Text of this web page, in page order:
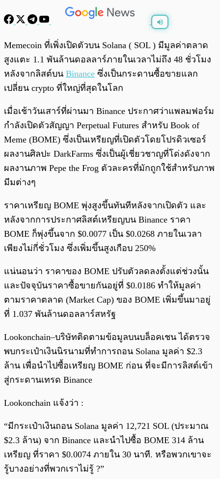
พร้อมเล่น /
Memecoin ที่เพิ่งเปิดตัวบน Solana ( SOL ) มีมูลค่าตลาด
สูงแตะ 1.1 พันล้านดอลลาร์ภายในเวลาไม่ถึง 48 ชั่วโมง
หลังจากลิสต์บน Binance ซึ่งเป็นกระดานซื้อขายแลก
เปลี่ยน crypto ที่ใหญ่ที่สุดในโลก
เมื่อเช้าวันเสาร์ที่ผ่านมา Binance ประกาศว่าแพลมฟอร์ม
กำลังเปิดตัวสัญญา Perpetual Futures สำหรับ Book of
Meme (BOME) ซึ่งเป็นเหรียญที่เปิดตัวโดยโปรดิวเซอร์
ผลงานศิลปะ DarkFarms ซึ่งเป็นผู้เชี่ยวชาญที่โด่งดังจาก
ผลงานภาพ Pepe the Frog ตัวละครที่มักถูกใช้สำหรับภาพ
มีมต่างๆ
ราคาเหรียญ BOME พุ่งสูงขึ้นทันทีหลังจากเปิดตัว และ
หลังจากการประกาศลิสต์เหรียญบน Binance ราคา
BOME ก็พุ่งขึ้นจาก $0.0077 เป็น $0.0268 ภายในเวลา
เพียงไม่กี่ชั่วโมง ซึ่งเพิ่มขึ้นสูงเกือบ 250%
แน่นอนว่า ราคาของ BOME ปรับตัวลดลงตั้งแต่ช่วงนั้น
และปัจจุบันราคาซื้อขายกันอยู่ที่ $0.0186 ทำให้มูลค่า
ตามราคาตลาด (Market Cap) ของ BOME เพิ่มขึ้นมาอยู่
ที่ 1.037 พันล้านดอลลาร์สหรัฐ
Lookonchain–บริษัทติดตามข้อมูลบนบล็อคเชน ได้ตรวจ
พบกระเป๋าเงินนิรนามที่ทำการถอน Solana มูลค่า $2.3
ล้าน เพื่อนำไปซื้อเหรียญ BOME ก่อน ที่จะมีการลิสต์เข้า
สู่กระดานเทรด Binance
Lookonchain แจ้งว่า :
“มีกระเป๋าเงินถอน Solana มูลค่า 12,721 SOL (ประมาณ
$2.3 ล้าน) จาก Binance และนำไปซื้อ BOME 314 ล้าน
เหรียญ ที่ราคา $0.0074 ภายใน 30 นาที. หรือพวกเขาจะ
รู้บางอย่างที่พวกเราไม่รู้ ?”